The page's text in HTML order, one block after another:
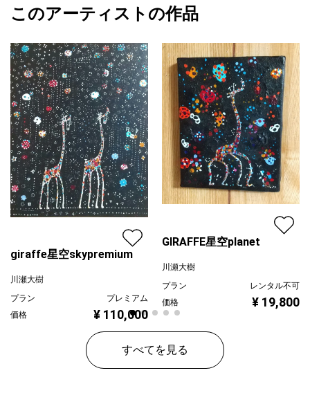
カラー
カラフル
配送目安
二週間以内
川瀬大樹
このアーティストの作品
giraffe星空skypremium
川瀬大樹
プラン
プレミアム
価格
¥ 110,000
GIRAFFE星空planet
川瀬大樹
プラン
レンタル不可
価格
¥ 19,800
すべてを見る